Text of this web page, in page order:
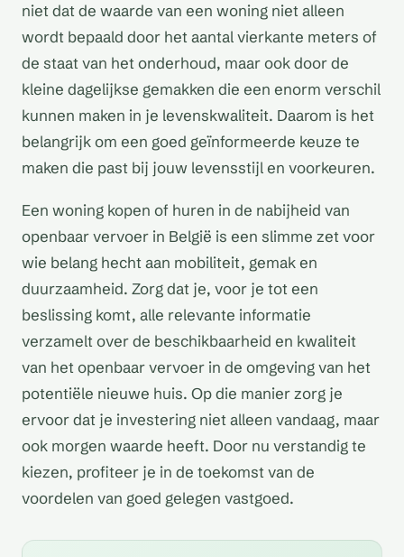
niet dat de waarde van een woning niet alleen
wordt bepaald door het aantal vierkante meters of
de staat van het onderhoud, maar ook door de
kleine dagelijkse gemakken die een enorm verschil
kunnen maken in je levenskwaliteit. Daarom is het
belangrijk om een goed geïnformeerde keuze te
maken die past bij jouw levensstijl en voorkeuren.
Een woning kopen of huren in de nabijheid van
openbaar vervoer in België is een slimme zet voor
wie belang hecht aan mobiliteit, gemak en
duurzaamheid. Zorg dat je, voor je tot een
beslissing komt, alle relevante informatie
verzamelt over de beschikbaarheid en kwaliteit
van het openbaar vervoer in de omgeving van het
potentiële nieuwe huis. Op die manier zorg je
ervoor dat je investering niet alleen vandaag, maar
ook morgen waarde heeft. Door nu verstandig te
kiezen, profiteer je in de toekomst van de
voordelen van goed gelegen vastgoed.